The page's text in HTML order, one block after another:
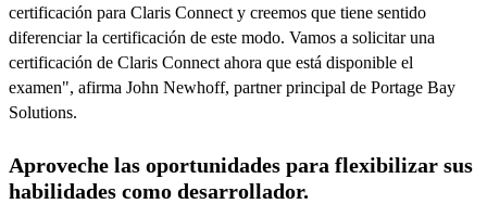
certificación para Claris Connect y creemos que tiene sentido
diferenciar la certificación de este modo. Vamos a solicitar una
certificación de Claris Connect ahora que está disponible el
examen", afirma John Newhoff, partner principal de Portage Bay
Solutions.
Aproveche las oportunidades para flexibilizar sus
habilidades como desarrollador.